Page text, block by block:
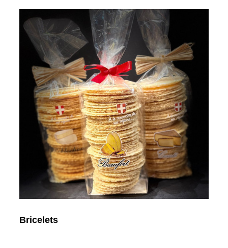
Bricelets